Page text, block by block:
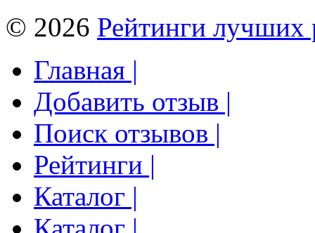
© 2026 Рейтинги лучших
Главная |
Добавить отзыв |
Поиск отзывов |
Рейтинги |
Каталог |